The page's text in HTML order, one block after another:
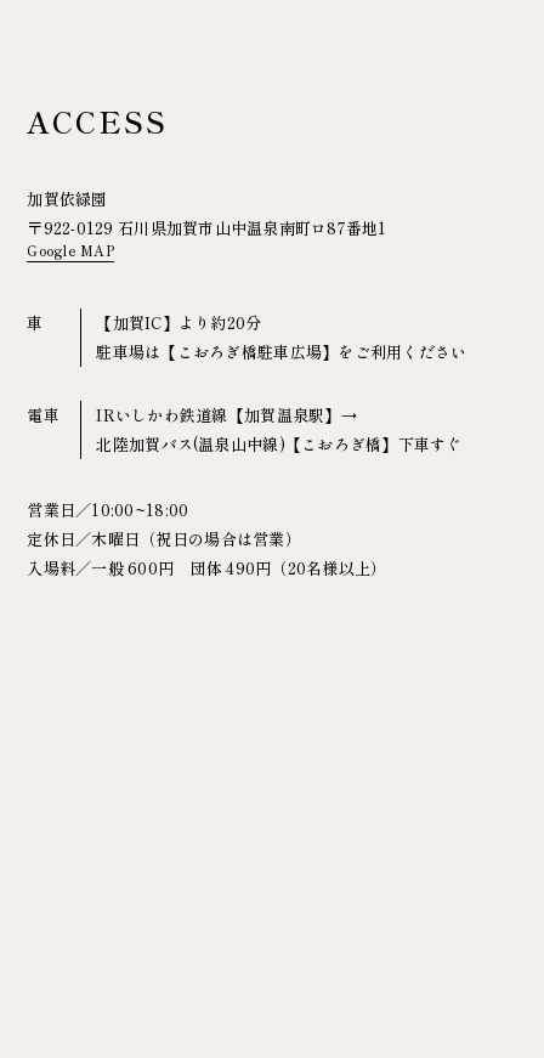
ACCESS
加賀依緑園
〒922-0129 石川県加賀市山中温泉南町ロ87番地1
Google MAP
車
【加賀IC】より約20分
駐車場は【こおろぎ橋駐車広場】をご利用ください
電車
IRいしかわ鉄道線【加賀温泉駅】→
北陸加賀バス(温泉山中線)【こおろぎ橋】下車すぐ
営業日／10:00~18:00
定休日／木曜日（祝日の場合は営業）
入場料／一般 600円 団体 490円（20名様以上）